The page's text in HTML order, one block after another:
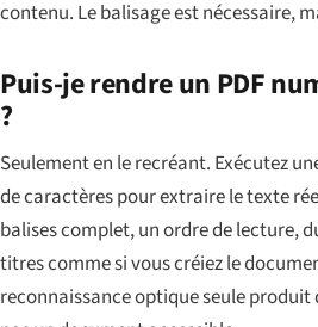
contenu. Le balisage est nécessaire,
Puis-je rendre un PDF
?
Seulement en le recréant. Exécutez
de caractères pour extraire le texte
balises complet, un ordre de lecture,
titres comme si vous créiez le
reconnaissance optique seule